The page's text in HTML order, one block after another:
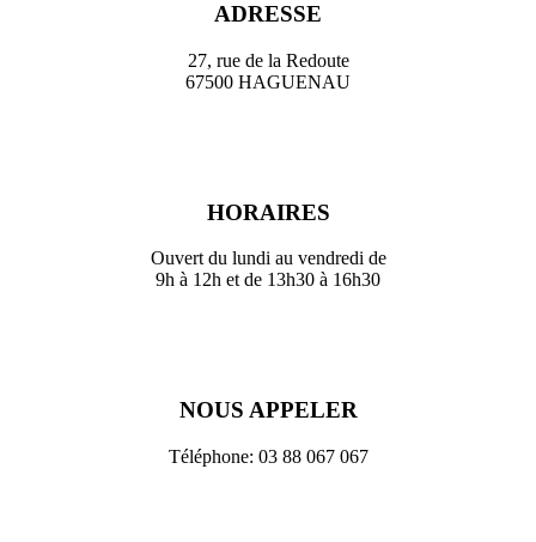
ADRESSE
27, rue de la Redoute
67500 HAGUENAU
HORAIRES
Ouvert du lundi au vendredi de
9h à 12h et de 13h30 à 16h30
NOUS APPELER
Téléphone: 03 88 067 067